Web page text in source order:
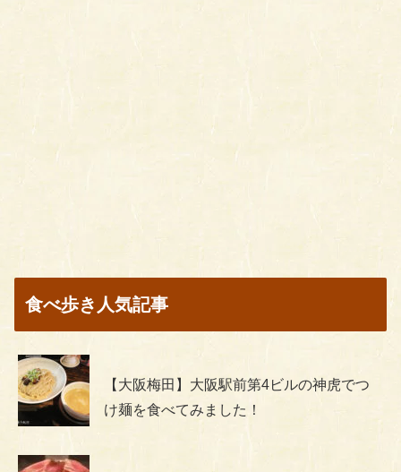
食べ歩き人気記事
【大阪梅田】大阪駅前第4ビルの神虎でつ
け麺を食べてみました！